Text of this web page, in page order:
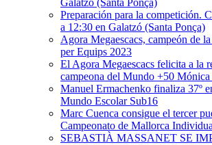
Galatzó (Santa Ponça)
Preparación para la competición.
a 12:30 en Galatzó (Santa Ponça)
Agora Megaescacs, campeón de
per Equips 2023
El Agora Megaescacs felicita a la
campeona del Mundo +50 Mónica
Manuel Ermachenko finaliza 37º
Mundo Escolar Sub16
Marc Cuenca consigue el tercer
Campeonato de Mallorca
SEBASTIÀ MASSANET SE